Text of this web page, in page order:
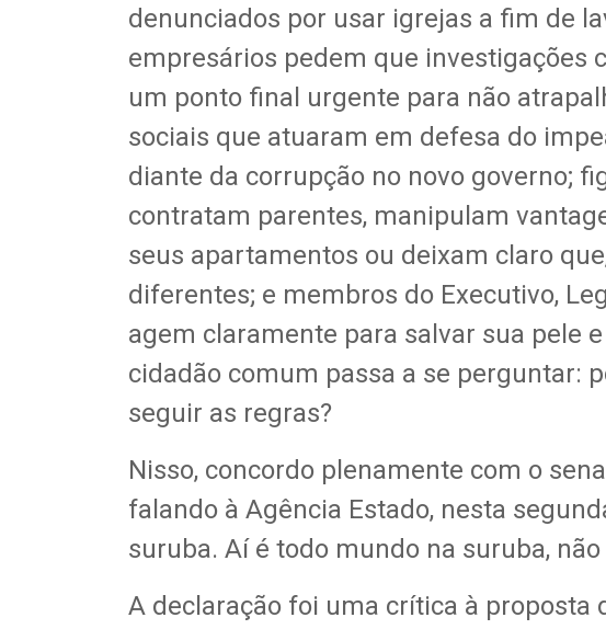
denunciados por usar igrejas a fim de
empresários pedem que investigações
um ponto final urgente para não
sociais que atuaram em defesa do
diante da corrupção no novo governo;
contratam parentes, manipulam
seus apartamentos ou deixam claro
diferentes; e membros do Executivo,
agem claramente para salvar sua pele
cidadão comum passa a se perguntar:
seguir as regras?
Nisso, concordo plenamente com o
falando à Agência Estado, nesta
suruba. Aí é todo mundo na suruba,
A declaração foi uma crítica à proposta